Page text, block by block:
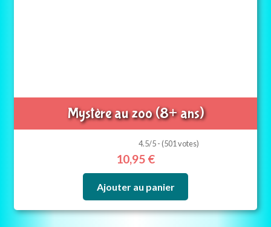
Mystère au zoo (8+ ans)
4.5/5 - (501 votes)
10,95 €
Ajouter au panier